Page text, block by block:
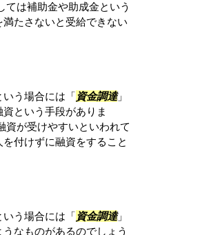
ては補助金や助成金という
たさないと受給できない
う場合には「資金調達」
という手段がありま
資が受けやすいといわれて
付けずに融資をすること
う場合には「資金調達」
なものがあるのでしょう